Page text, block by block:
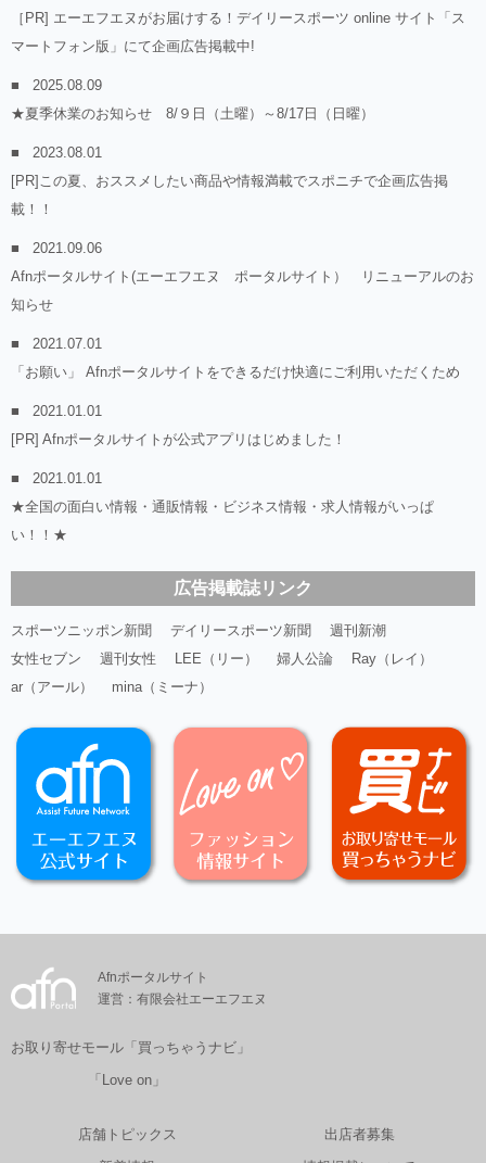
［PR] エーエフエヌがお届けする！デイリースポーツ online サイト「ス
マートフォン版」にて企画広告掲載中!
2025.08.09
★夏季休業のお知らせ 8/９日（土曜）～8/17日（日曜）
2023.08.01
[PR]この夏、おススメしたい商品や情報満載でスポニチで企画広告掲
載！！
2021.09.06
Afnポータルサイト(エーエフエヌ ポータルサイト） リニューアルのお
知らせ
2021.07.01
「お願い」 Afnポータルサイトをできるだけ快適にご利用いただくため
2021.01.01
[PR] Afnポータルサイトが公式アプリはじめました！
2021.01.01
★全国の面白い情報・通販情報・ビジネス情報・求人情報がいっぱ
い！！★
広告掲載誌リンク
スポーツニッポン新聞 デイリースポーツ新聞
週刊新潮
女性セブン
週刊女性 LEE（リー） 婦人公論
Ray（レイ）
ar（アール）
mina（ミーナ）
Afnポータルサイト
運営：有限会社エーエフエヌ
お取り寄せモール「買っちゃうナビ」
「Love on」
店舗トピックス
出店者募集